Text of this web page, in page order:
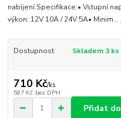
nabíjení.Specifikace:• Vstupní
výkon: 12V 10A / 24V 5A• Minim...
Dostupnost Skladem 3 ks
710 Kč/ks
587 Kč bez DPH
Přidat